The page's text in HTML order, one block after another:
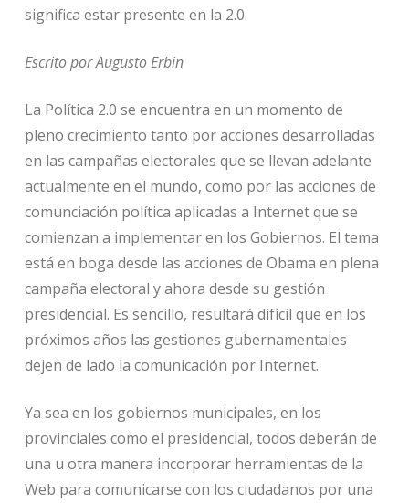
significa estar presente en la 2.0.
Escrito por Augusto Erbin
La Política 2.0 se encuentra en un momento de
pleno crecimiento tanto por acciones desarrolladas
en las campañas electorales que se llevan adelante
actualmente en el mundo, como por las acciones de
comunciación política aplicadas a Internet que se
comienzan a implementar en los Gobiernos. El tema
está en boga desde las acciones de Obama en plena
campaña electoral y ahora desde su gestión
presidencial. Es sencillo, resultará difícil que en los
próximos años las gestiones gubernamentales
dejen de lado la comunicación por Internet.
Ya sea en los gobiernos municipales, en los
provinciales como el presidencial, todos deberán de
una u otra manera incorporar herramientas de la
Web para comunicarse con los ciudadanos por una